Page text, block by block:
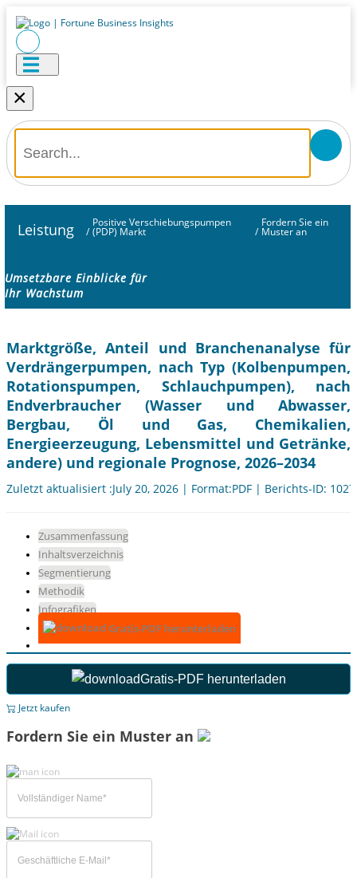
×
Leistung /
Positive Verschiebungspumpen
(PDP) Markt /
Fordern Sie ein
Muster an
Umsetzbare Einblicke für
Ihr Wachstum
Marktgröße, Anteil und Branchenanalyse für
Verdrängerpumpen, nach Typ (Kolbenpumpen,
Rotationspumpen, Schlauchpumpen), nach
Endverbraucher (Wasser und Abwasser,
Bergbau, Öl und Gas, Chemikalien,
Energieerzeugung, Lebensmittel und Getränke,
andere) und regionale Prognose, 2026–2034
Zuletzt aktualisiert :July 20, 2026 | Format:PDF | Berichts-ID:
Zusammenfassung
Inhaltsverzeichnis
Segmentierung
Methodik
Infografiken
Gratis-PDF herunterladen
Gratis-PDF herunterladen
Jetzt kaufen
Fordern Sie ein Muster an